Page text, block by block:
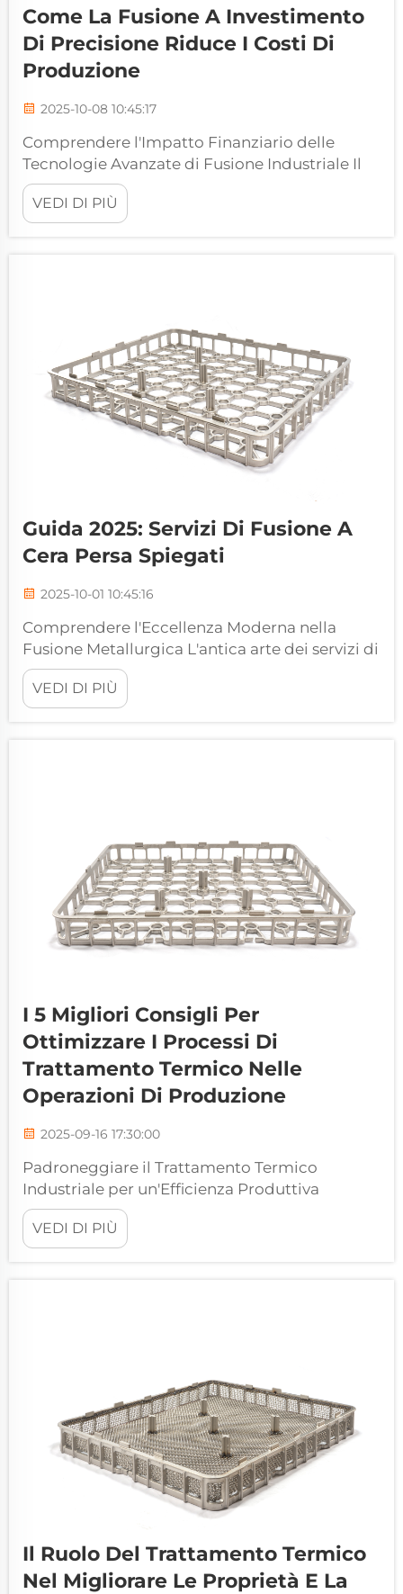
Come La Fusione A Investimento
Di Precisione Riduce I Costi Di
Produzione
2025-10-08 10:45:17
Comprendere l'Impatto Finanziario delle
Tecnologie Avanzate di Fusione Industriale Il
settore manifatturiero continua a evolversi
grazie a tecnologie innovative che aumentano
l'efficienza e riducono i costi. Tra questi
VEDI DI PIÙ
Guida 2025: Servizi Di Fusione A
Cera Persa Spiegati
2025-10-01 10:45:16
Comprendere l'Eccellenza Moderna nella
Fusione Metallurgica L'antica arte dei servizi di
fusione a cera persa continua a rivoluzionare la
produzione industriale moderna, offrendo una
precisione e una versatilità senza pari nella
VEDI DI PIÙ
I 5 Migliori Consigli Per
Ottimizzare I Processi Di
Trattamento Termico Nelle
Operazioni Di Produzione
2025-09-16 17:30:00
Padroneggiare il Trattamento Termico
Industriale per un'Efficienza Produttiva
Migliore. I processi di trattamento termico
costituiscono la spina dorsale delle moderne
operazioni produttive, consentendo ai
VEDI DI PIÙ
Il Ruolo Del Trattamento Termico
Nel Migliorare Le Proprietà E La